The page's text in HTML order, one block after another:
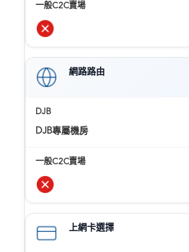
網路路由
DJB專屬機房
上網卡選擇